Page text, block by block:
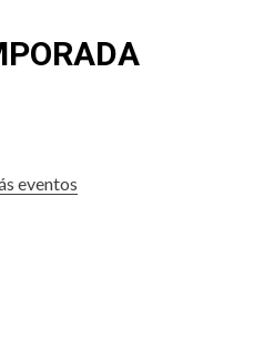
eventos